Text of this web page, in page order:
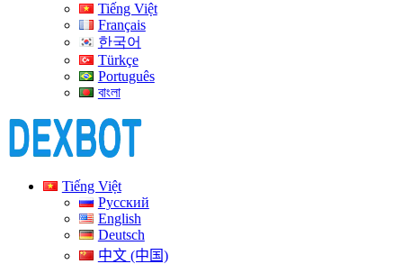
Tiếng Việt
Français
한국어
Türkçe
Português
বাংলা
Tiếng Việt
Русский
English
Deutsch
中文 (中国)